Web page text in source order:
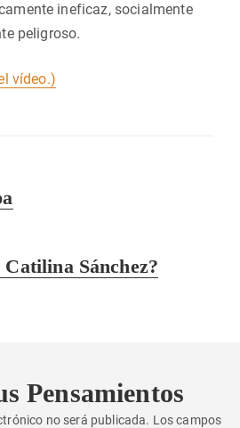
ineficaz, socialmente
peligroso.
vídeo.)
Sánchez?
Pensamientos
no será publicada. Los campos